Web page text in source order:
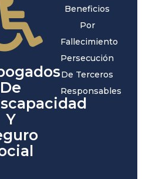
De
Y
Beneficios
Por
Fallecimiento
Persecución
De Terceros
Responsables